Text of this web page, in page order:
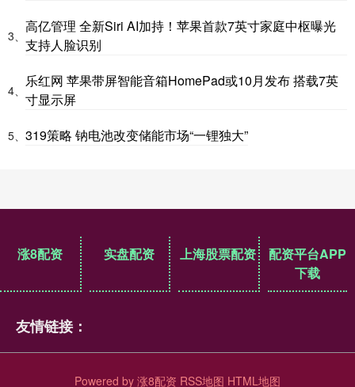
3、
高亿管理 全新Siri AI加持！苹果首款7英寸家庭中枢曝光
支持人脸识别
4、
乐红网 苹果带屏智能音箱HomePad或10月发布 搭载7英
寸显示屏
5、 319策略 钠电池改变储能市场“一锂独大”
涨8配资 实盘配资 上海股票配资
配资平台APP
下载
友情链接：
Powered by 涨8配资 RSS地图 HTML地图